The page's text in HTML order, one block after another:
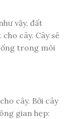
vậy, đất
cây. Cây sẽ
trong môi
cây. Bởi cây
gian hẹp: